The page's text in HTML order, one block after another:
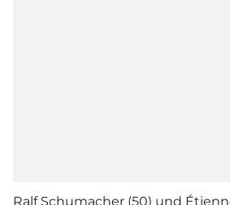
Ralf Schumacher (50) und